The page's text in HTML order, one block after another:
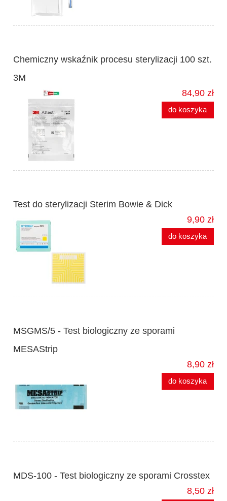
Chemiczny wskaźnik procesu sterylizacji 100 szt.
3M
84,90 zł
do koszyka
Test do sterylizacji Sterim Bowie & Dick
9,90 zł
do koszyka
MSGMS/5 - Test biologiczny ze sporami
MESAStrip
8,90 zł
do koszyka
MDS-100 - Test biologiczny ze sporami Crosstex
8,50 zł